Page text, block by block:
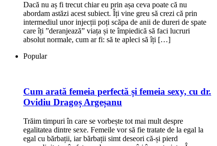
Dacă nu aș fi trecut chiar eu prin așa ceva poate că nu
abordam astăzi acest subiect. Îți vine greu să crezi că prin
intermediul unor injecții poți scăpa de anii de dureri de spate
care îți ”deranjează” viața și te împiedică să faci lucruri
absolut normale, cum ar fi: să te apleci să îți […]
Popular
Cum arată femeia perfectă și femeia sexy, cu dr.
Ovidiu Dragoș Argeșanu
Trăim timpuri în care se vorbește tot mai mult despre
egalitatea dintre sexe. Femeile vor să fie tratate de la egal la
egal cu bărbații, iar bărbații simt deseori că-și pierd